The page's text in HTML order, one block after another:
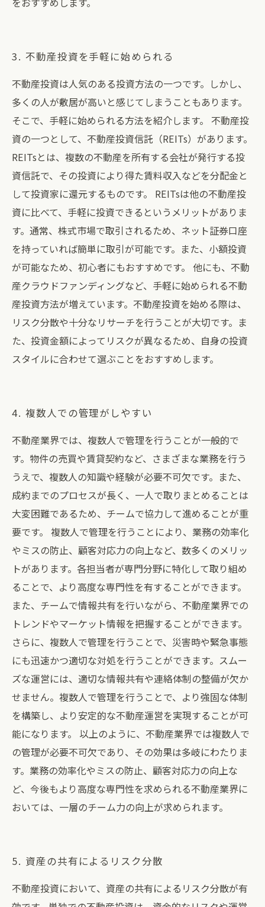
3. 不動産投資を手軽に始められる
不動産投資は人気のある投資方法の一つです。しかし、
多くの人が敷居が高いと感じてしまうこともあります。
そこで、手軽に始められる方法を紹介します。 不動産投
資の一つとして、不動産投資信託（REITs）があります。
REITsとは、複数の不動産を所有する会社が発行する投
資信託で、その投資により得た賃料収入などを分配金と
して投資家に還元するものです。 REITsは他の不動産投
資に比べて、手軽に投資できるというメリットがありま
す。通常、株式市場で取引されるため、ネット証券口座
を持っていれば簡単に取引が可能です。また、小額投資
が可能なため、初心者にもおすすめです。 他にも、不動
産クラウドファンディングなど、手軽に始められる不動
産投資方法が増えています。不動産投資を始める際は、
リスク分散や十分なリサーチを行うことが大切です。ま
た、投資金額によってリスクが異なるため、自身の投資
スタイルに合わせて選ぶことをおすすめします。
4. 複数人での管理がしやすい
不動産業界では、複数人で管理を行うことが一般的で
す。物件の売買や賃貸契約など、さまざまな業務を行う
うえで、複数人の知識や経験が必要不可欠です。また、
成約までのプロセスが長く、一人で取りまとめることは
大変困難であるため、チームで協力して進めることが重
要です。 複数人で管理を行うことにより、業務の効率化
やミスの防止、顧客対応力の向上など、数多くのメリッ
トがあります。各担当者が専門分野に特化して取り組め
ることで、より高度な専門性を有することができます。
また、チームで情報共有を行いながら、不動産業界での
トレンドやマーケット情報を把握することができます。
さらに、複数人で管理を行うことで、災害時や緊急事態
にも迅速かつ適切な対処を行うことができます。スムー
ズな運営には、適切な情報共有や連絡体制の整備が欠か
せません。複数人で管理を行うことで、より強固な体制
を構築し、より安定的な不動産運営を実現することが可
能になります。 以上のように、不動産業界では複数人で
の管理が必要不可欠であり、その効果は多岐にわたりま
す。業務の効率化やミスの防止、顧客対応力の向上な
ど、今後もより高度な専門性を求められる不動産業界に
おいては、一層のチーム力の向上が求められます。
5. 資産の共有によるリスク分散
不動産投資において、資産の共有によるリスク分散が有